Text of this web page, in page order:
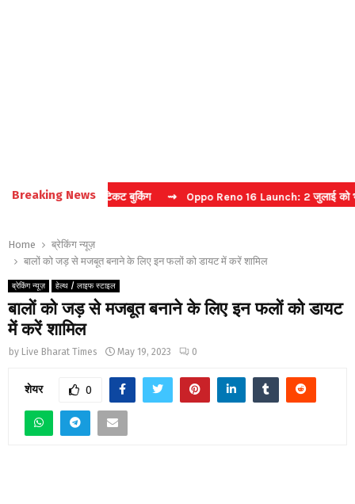
Breaking News
करें फास्ट टिकट बुकिंग ⇝ Oppo Reno 16 Launch: 2 जुलाई को भारत में
Home
ब्रेकिंग न्यूज़
बालों को जड़ से मजबूत बनाने के लिए इन फलों को डायट में करें शामिल
ब्रेकिंग न्यूज़ हेल्थ / लाइफ स्टाइल
बालों को जड़ से मजबूत बनाने के लिए इन फलों को डायट
में करें शामिल
by Live Bharat Times May 19, 2023 0
शेयर 0